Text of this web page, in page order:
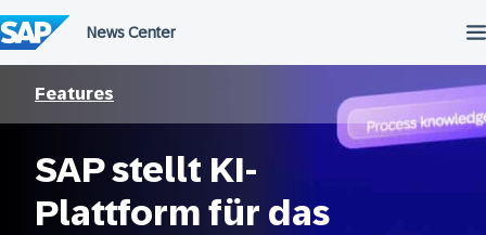
Features
SAP stellt KI-
Plattform für das